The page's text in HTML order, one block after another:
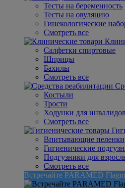
Тесты на беременность
Тесты на овуляцию
Гинекологические
Смотреть все
Салфетки спиртовые
Шприцы
Бахилы
Смотреть все
Костыли
Трости
Ходунки для инвалидов
Смотреть все
Впитывающие пеленки
Гигиенические
Подгузники для
Смотреть все
Встречайте PARAMED